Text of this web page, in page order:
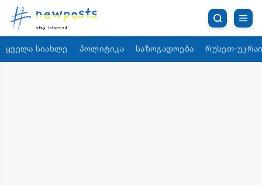
ყველა სიახლე პოლიტიკა საზოგადოება რუსეთ-